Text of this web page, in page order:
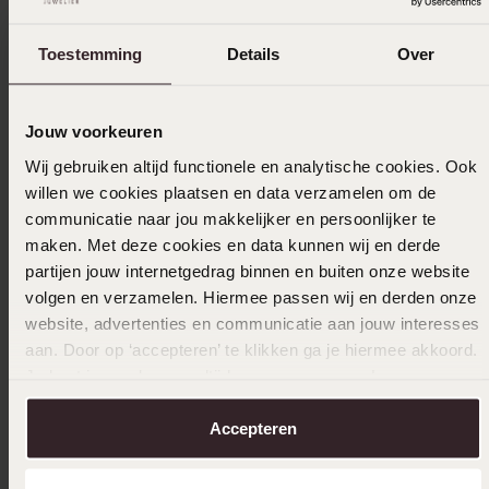
Toestemming Details Over
Jouw voorkeuren
Wij gebruiken altijd functionele en analytische cookies. Ook
willen we cookies plaatsen en data verzamelen om de
communicatie naar jou makkelijker en persoonlijker te
maken. Met deze cookies en data kunnen wij en derde
partijen jouw internetgedrag binnen en buiten onze website
volgen en verzamelen. Hiermee passen wij en derden onze
website, advertenties en communicatie aan jouw interesses
aan. Door op ‘accepteren’ te klikken ga je hiermee akkoord.
over in onscookiebeleid.
Accepteren
Leuk armbandje, maar helaas al snel kapot.
Toon meer
Uitverkocht
Ook leuk voor jou